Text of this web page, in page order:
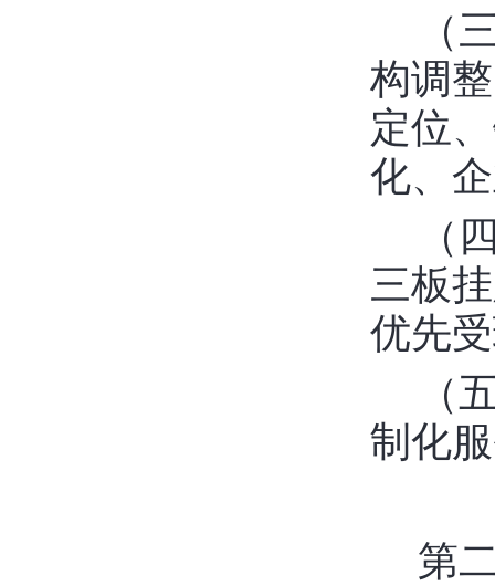
（
构调
定位
化、
（
三板
优先
（
制化
第